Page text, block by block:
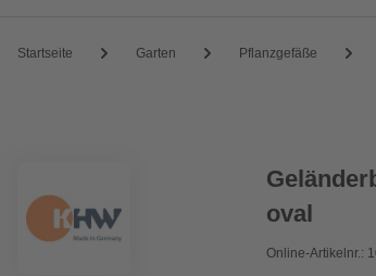
Startseite Garten Pflanzgefäße
oval
Online-Artikelnr.: